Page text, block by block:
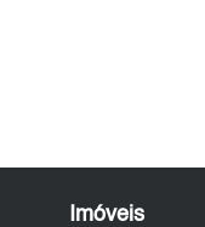
Imóveis